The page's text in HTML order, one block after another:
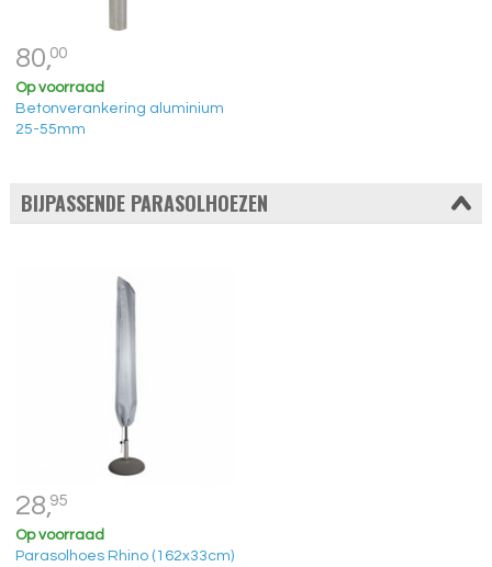
80,00
Op voorraad
Betonverankering aluminium
25-55mm
BIJPASSENDE PARASOLHOEZEN
28,95
Op voorraad
Parasolhoes Rhino (162x33cm)